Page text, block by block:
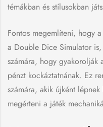
témákban és stílusokban
Fontos megemlíteni, hogy
a Double Dice Simulator
számára, hogy gyakorolják
pénzt kockáztatnának. Ez
számára, akik újként
megérteni a játék